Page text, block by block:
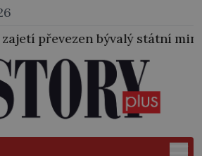
státní ministr pro protektorát